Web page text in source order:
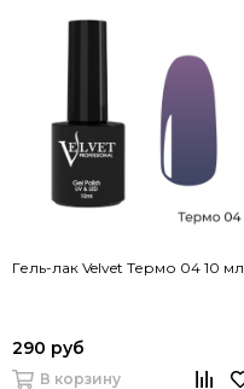
Гель-лак Velvet Термо 04 10 мл
290 руб
В корзину